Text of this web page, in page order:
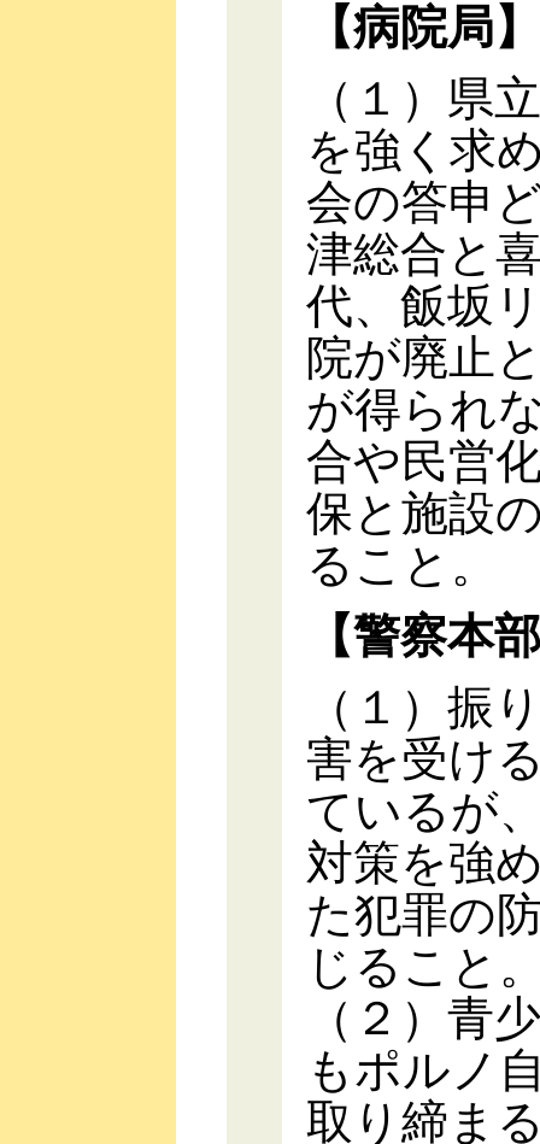
【病院局】
（１）県
を強く求
会の答申
津総合と
代、飯坂
院が廃止
が得られ
合や民営
保と施設
ること。
【警察本
（１）振
害を受け
ているが
対策を強
た犯罪の
じること
（２）青
もポルノ
取り締ま